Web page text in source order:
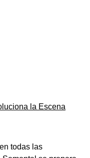
la Escena
todas las